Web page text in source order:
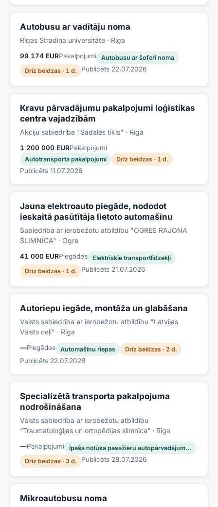
Autobusu ar vadītāju noma
Rīgas Stradiņa universitāte · Rīga
99 174 EURPakalpojumi
Autobusu ar šoferi noma
Drīz beidzas · 1 d.
Publicēts 22.07.2026
Kravu pārvadājumu pakalpojumi loģistikas
centra vajadzībām
Akciju sabiedrība "Sadales tīkls" · Rīga
1 200 000 EURPakalpojumi
Autotransporta pakalpojumi Drīz beidzas · 1 d.
Publicēts 11.07.2026
Jauna elektroauto piegāde, nododot
ieskaitā pasūtītāja lietoto automašīnu
Sabiedrība ar ierobežotu atbildību "OGRES RAJONA
SLIMNĪCA" · Ogre
41 000 EURPiegādes
Elektriskie transportlīdzekļi
Drīz beidzas · 1 d.
Publicēts 21.07.2026
Autoriepu iegāde, montāža un glabāšana
Valsts sabiedrība ar ierobežotu atbildību "Latvijas
Valsts ceļi" · Rīga
—Piegādes Automašīnu riepas Drīz beidzas · 2 d.
Publicēts 22.07.2026
Specializētā transporta pakalpojuma
nodrošināšana
Valsts sabiedrība ar ierobežotu atbildību
“Traumatoloģijas un ortopēdijas slimnīca” · Rīga
—Pakalpojumi
Īpaša nolūka pasažieru autopārvadājum…
Drīz beidzas · 3 d.
Publicēts 28.07.2026
Mikroautobusu noma